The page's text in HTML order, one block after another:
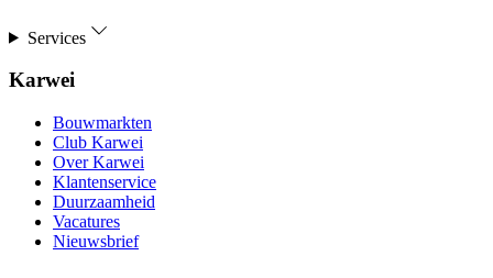
Services
Karwei
Bouwmarkten
Club Karwei
Over Karwei
Klantenservice
Duurzaamheid
Vacatures
Nieuwsbrief